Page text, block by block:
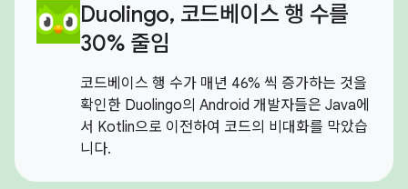
Duolingo, 코드베이스 행 수를
30% 줄임
코드베이스 행 수가 매년 46% 씩 증가하는 것을
확인한 Duolingo의 Android 개발자들은 Java에
서 Kotlin으로 이전하여 코드의 비대화를 막았습
니다.